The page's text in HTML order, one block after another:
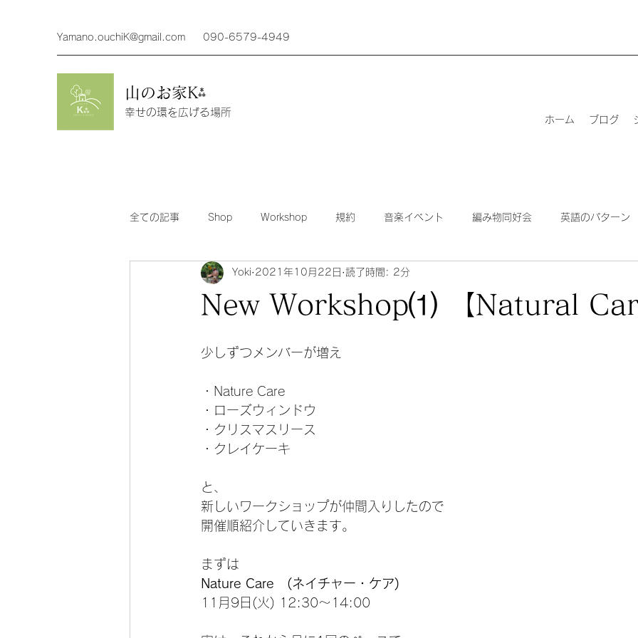
Yamano.ouchiK@gmail.com 090-6579-4949
山のお家K⁂
幸せの環を広げる場所
ホーム ブログ
全ての記事 Shop Workshop 規約 音楽イベント 編み物同好会 英語のパターン
メンバーサイト クロススティッチ for teachers
スケジュール カルトナージュ
ハートマネー スタンプカード
New Workshop⑴ 【Natural
Yoki 2021年10月22日 読了時間: 2分
少しずつメンバーが増え
・Nature Care
・ローズウィンドウ﻿
・クリスマスリース
・クレイケーキ
と、
新しいワークショップが仲間入りしたので
開催順紹介していきます。
まずは
Nature Care   (ネイチャー・ケア)
11月9日(火) 12:30〜14:00